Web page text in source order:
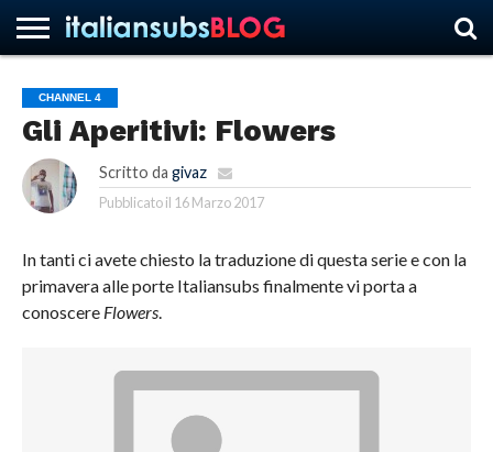
HOME
NEWS
ASCOLTI
RECENSIONI
INTERVISTE
CURIOSITÀ
CHI
SIAMO
CONTATTACI
FORUM
ITALIANSUBS
CHANNEL 4
Gli Aperitivi: Flowers
Scritto da givaz
Pubblicato il 16 Marzo 2017
In tanti ci avete chiesto la traduzione di questa serie e con la
primavera alle porte Italiansubs finalmente vi porta a
conoscere Flowers.